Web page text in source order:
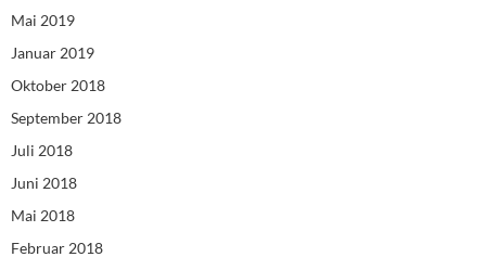
Mai 2019
Januar 2019
Oktober 2018
September 2018
Juli 2018
Juni 2018
Mai 2018
Februar 2018